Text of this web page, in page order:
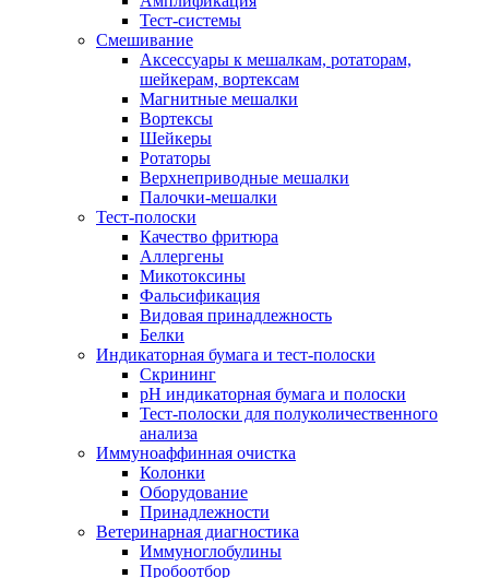
Тест-системы
Смешивание
Аксессуары к мешалкам, ротаторам,
шейкерам, вортексам
Магнитные мешалки
Вортексы
Шейкеры
Ротаторы
Верхнеприводные мешалки
Палочки-мешалки
Тест-полоски
Качество фритюра
Аллергены
Микотоксины
Фальсификация
Видовая принадлежность
Белки
Индикаторная бумага и тест-полоски
Скрининг
pH индикаторная бумага и полоски
Тест-полоски для полуколичественного
анализа
Иммуноаффинная очистка
Колонки
Оборудование
Принадлежности
Ветеринарная диагностика
Иммуноглобулины
Пробоотбор